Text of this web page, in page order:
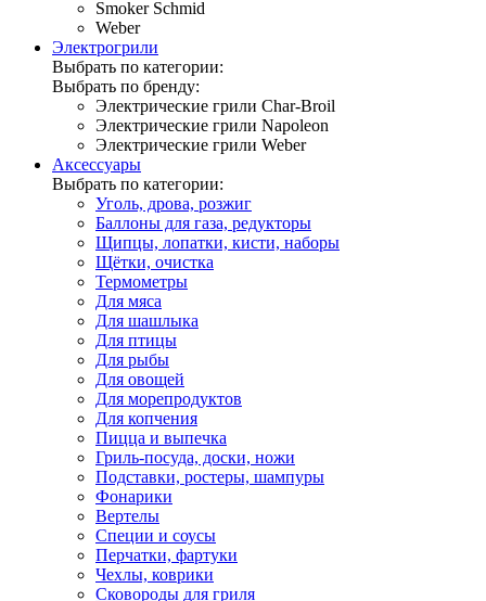
Smoker Schmid
Weber
Электрогрили
Выбрать по категории:
Выбрать по бренду:
Электрические грили Char-Broil
Электрические грили Napoleon
Электрические грили Weber
Аксессуары
Выбрать по категории:
Уголь, дрова, розжиг
Баллоны для газа, редукторы
Щипцы, лопатки, кисти, наборы
Щётки, очистка
Термометры
Для мяса
Для шашлыка
Для птицы
Для рыбы
Для овощей
Для морепродуктов
Для копчения
Пицца и выпечка
Гриль-посуда, доски, ножи
Подставки, ростеры, шампуры
Фонарики
Вертелы
Специи и соусы
Перчатки, фартуки
Чехлы, коврики
Сковороды для гриля